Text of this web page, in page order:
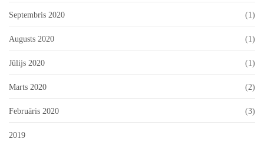
Septembris 2020 (1)
Augusts 2020 (1)
Jūlijs 2020 (1)
Marts 2020 (2)
Februāris 2020 (3)
2019